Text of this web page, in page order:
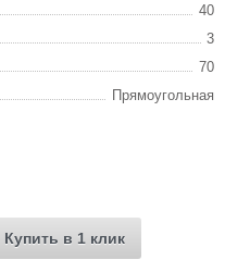
40
3
70
Прямоугольная
Купить в 1 клик